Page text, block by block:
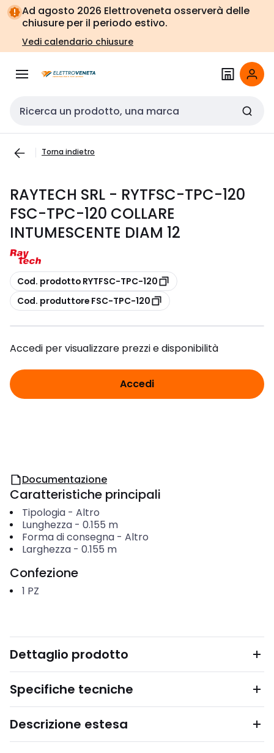
Vai alla
navigazione
Vai
alla
pagina
Ad agosto 2026 Elettroveneta osserverà delle
chiusure per il periodo estivo.
Vedi calendario chiusure
Cerca input
Torna indietro
RAYTECH SRL - RYTFSC-TPC-120
FSC-TPC-120 COLLARE
INTUMESCENTE DIAM 12
copia
Cod. prodotto RYTFSC-TPC-120
copia
Cod. produttore FSC-TPC-120
Accedi per visualizzare prezzi e disponibilità
Accedi
Documentazione
Caratteristiche principali
Tipologia- Altro
Lunghezza- 0.155 m
Forma di consegna- Altro
Larghezza- 0.155 m
Confezione
1 PZ
Dettaglio prodotto
Specifiche tecniche
Descrizione estesa